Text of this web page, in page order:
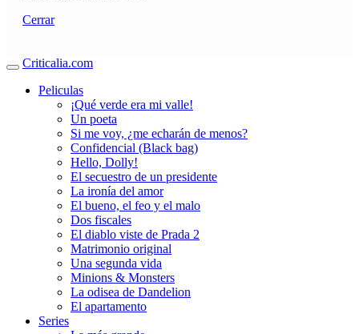
Cerrar
Criticalia.com
Peliculas
¡Qué verde era mi valle!
Un poeta
Si me voy, ¿me echarán de menos?
Confidencial (Black bag)
Hello, Dolly!
El secuestro de un presidente
La ironía del amor
El bueno, el feo y el malo
Dos fiscales
El diablo viste de Prada 2
Matrimonio original
Una segunda vida
Minions & Monsters
La odisea de Dandelion
El apartamento
Series